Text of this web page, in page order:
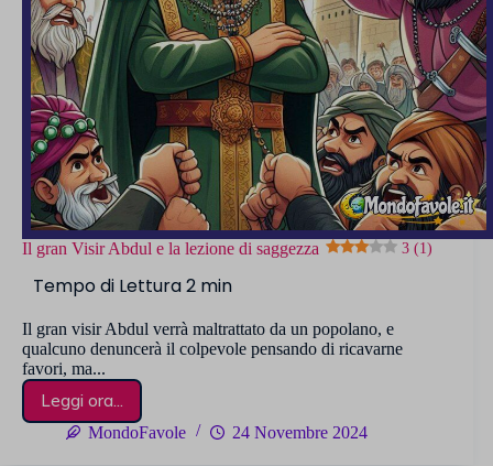
Il gran Visir Abdul e la lezione di saggezza 3 (1)
Il gran visir Abdul verrà maltrattato da un popolano, e
qualcuno denuncerà il colpevole pensando di ricavarne
favori, ma...
Leggi ora...
Il
gran
MondoFavole 24 Novembre 2024